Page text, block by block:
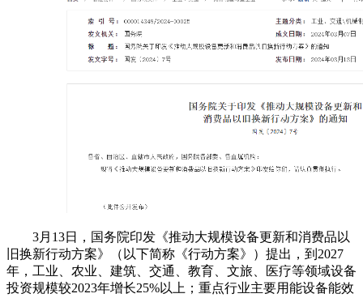
3月13日，国务院印发《推动大规模设备更新和消费品以
旧换新行动方案》（以下简称《行动方案》）提出，到2027
年，工业、农业、建筑、交通、教育、文旅、医疗等领域设备
投资规模较2023年增长25%以上；重点行业主要用能设备能效